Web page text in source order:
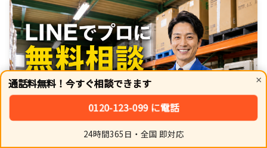
×
通話料無料！今すぐ相談できます
0120-123-099 に電話
24時間365日・全国 即対応
シェア トップ